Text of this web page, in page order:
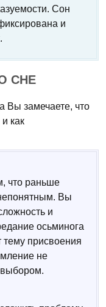
Сон
и
СНЕ
Вы замечаете, что
как
что раньше
Вы
и
осьминога
тему присвоения
не
выбором.